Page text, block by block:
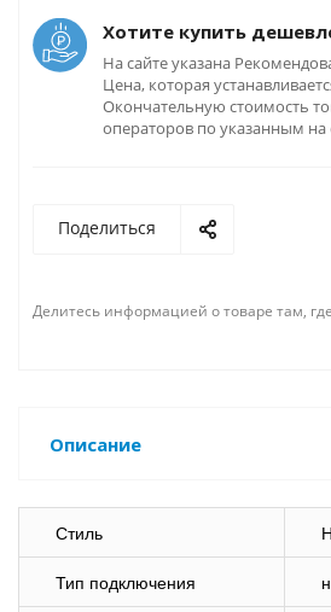
Хотите купить
На сайте указана
Цена, которая
Окончательную стоимость
операторов по указанным на
Поделиться
Делитесь информацией о товаре там,
Описание
Стиль
Тип подключения